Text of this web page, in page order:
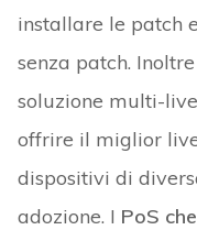
installare le patch
senza patch.
soluzione multi-
offrire il miglior
dispositivi di
adozione. I PoS